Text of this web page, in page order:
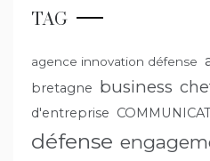
TAG
agence innovation défense
bretagne business
d'entreprise
défense